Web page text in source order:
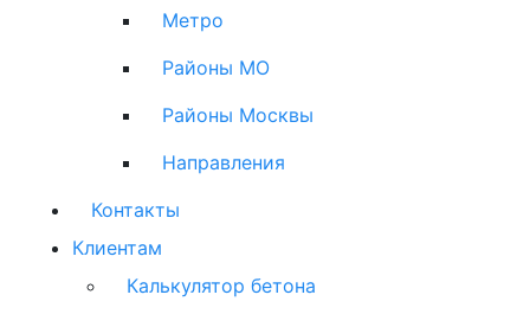
Метро
Районы МО
Районы Москвы
Направления
Контакты
Клиентам
Калькулятор бетона